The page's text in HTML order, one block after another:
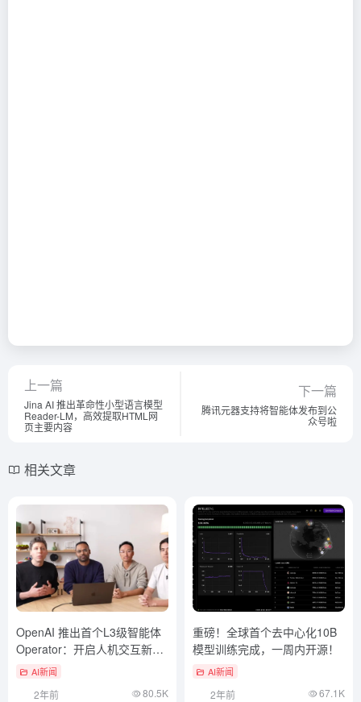
上一篇
Jina AI 推出革命性小型语言模型
Reader-LM，高效提取HTML网
页主要内容
下一篇
腾讯元器支持将智能体发布到公
众号啦
相关文章
OpenAI 推出首个L3级智能体
Operator：开启人机交互新时
代 AI新闻
2年前 80.5K
重磅！全球首个去中心化10B
模型训练完成，一周内开源！
AI新闻
2年前 67.1K